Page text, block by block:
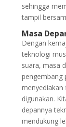
sehingga
tampil
Masa
Dengan
teknologi
suara, masa
pengembang
menyediakan
digunakan.
depannya
mendukung